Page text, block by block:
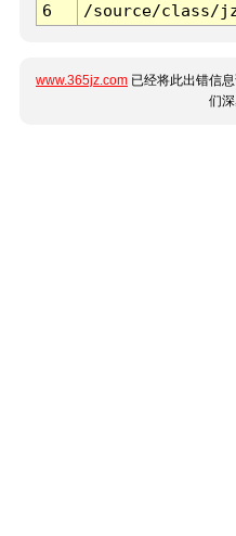
6
/source/class/
www.365jz.com 已经将此出错信
们